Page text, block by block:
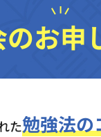
お申
た勉強法の